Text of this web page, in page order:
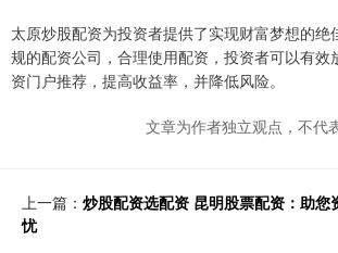
太原炒股配资为投资者提供了实现财富梦想的绝
规的配资公司，合理使用配资，投资者可以有效
资门户推荐，提高收益率，并降低风险。
文章为作者独立观点，不代
上一篇： 炒股配资选配资 昆明股票配资：助您
忧